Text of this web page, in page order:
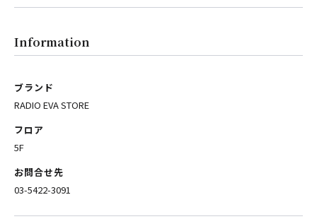
Information
ブランド
RADIO EVA STORE
フロア
5F
お問合せ先
03-5422-3091